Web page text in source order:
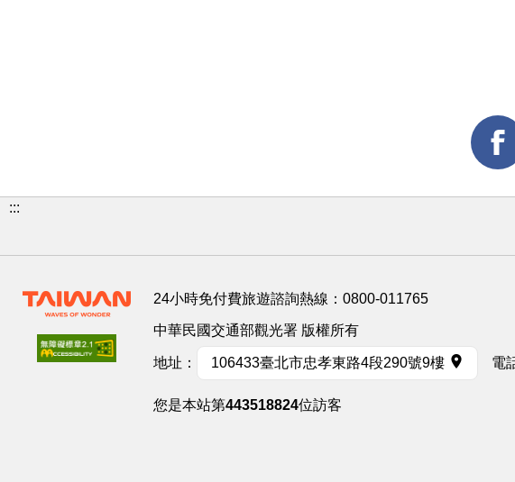
:::
24小時免付費旅遊諮詢熱線： 0800-011765
中華民國交通部觀光署 版權所有
地址： 106433臺北市忠孝東路4段290號9樓 電
您是本站第443518824位訪客